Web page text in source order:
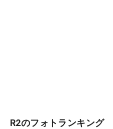
R2のフォトランキング